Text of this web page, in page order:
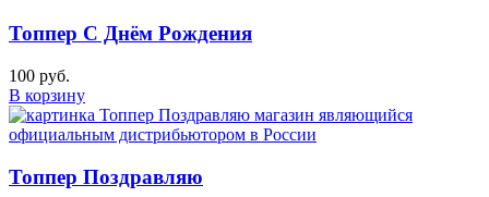
Топпер С Днём Рождения
100 руб.
В корзину
Топпер Поздравляю